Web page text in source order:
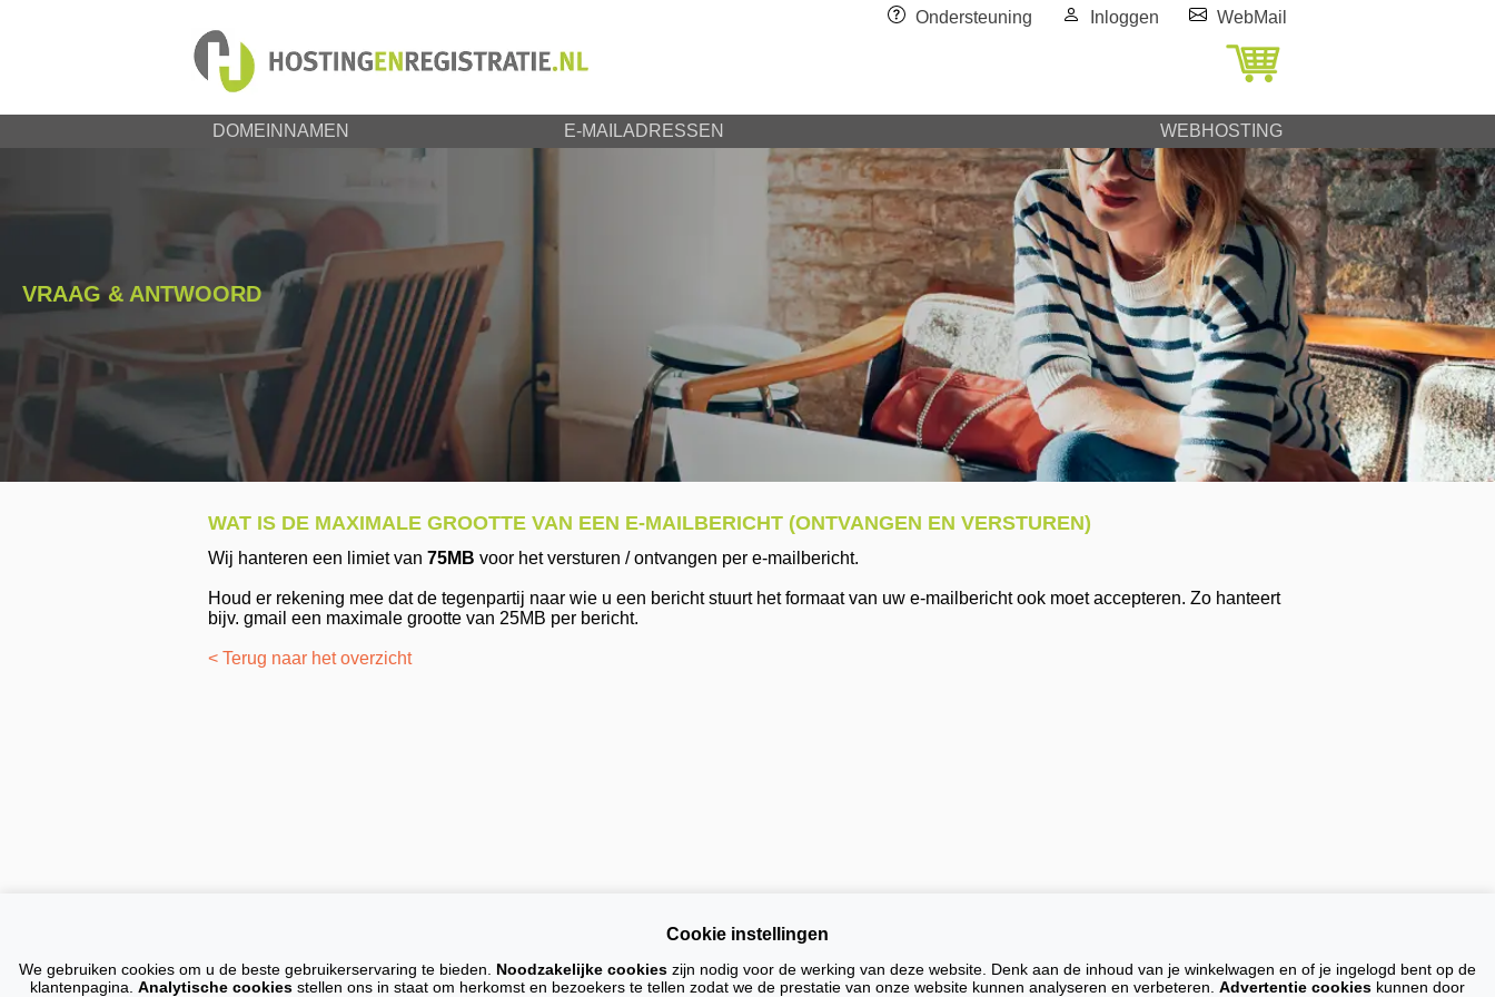
Ondersteuning Inloggen WebMail
DOMEINNAMEN E-MAILADRESSEN WEBHOSTING
VRAAG & ANTWOORD
WAT IS DE MAXIMALE GROOTTE VAN EEN E-MAILBERICHT (ONTVANGEN EN VERSTUREN)
Wij hanteren een limiet van 75MB voor het versturen / ontvangen per e-mailbericht.
Houd er rekening mee dat de tegenpartij naar wie u een bericht stuurt het formaat van uw e-mailbericht ook moet accepteren. Zo hanteert
bijv. gmail een maximale grootte van 25MB per bericht.
< Terug naar het overzicht
Op al onze leveringen en diensten zijn de algemene voorwaarden en privacy verklaring van toepassing.
Domeinnamen E-mail diensten Website Contact
Cookie instellingen
We gebruiken cookies om u de beste gebruikerservaring te bieden. Noodzakelijke cookies zijn nodig voor de werking van deze website. Denk aan de inhoud van je winkelwagen en of je ingelogd bent op de
klantenpagina. Analytische cookies stellen ons in staat om herkomst en bezoekers te tellen zodat we de prestatie van onze website kunnen analyseren en verbeteren. Advertentie cookies kunnen door